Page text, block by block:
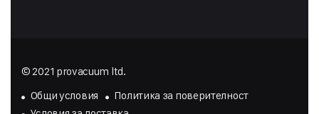
© 2021 provacuum ltd.
Общи условия
Политика за поверителност